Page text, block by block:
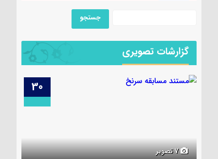
گزارشات تصویری
29
6 تصویر